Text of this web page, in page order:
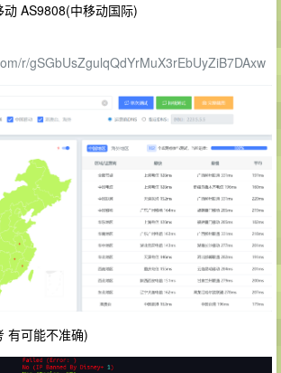
AS9808(中移动国际)
r/gSGbUsZgulqQdYrMuX3rEbUyZiB7DAxw
有可能不准确)